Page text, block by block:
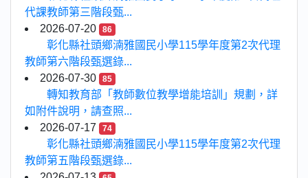
代課教師第三階段甄...
2026-07-20
86
彰化縣社頭鄉湳雅國民小學115學年度第2次代理
教師第六階段甄選錄...
2026-07-30
85
轉知教育部「教師數位教學增能培訓」規劃，詳
如附件說明，請查照...
2026-07-17
74
彰化縣社頭鄉湳雅國民小學115學年度第2次代理
教師第五階段甄選錄...